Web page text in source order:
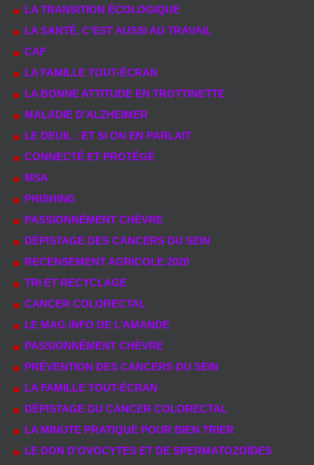
LA TRANSITION ÉCOLOGIQUE
LA SANTÉ, C’EST AUSSI AU TRAVAIL
CAF
LA FAMILLE TOUT-ÉCRAN
LA BONNE ATTITUDE EN TROTTINETTE
MALADIE D’ALZHEIMER
LE DEUIL : ET SI ON EN PARLAIT
CONNECTÉ ET PROTÉGÉ
MSA
PHISHING
PASSIONNÉMENT CHÈVRE
DÉPISTAGE DES CANCERS DU SEIN
RECENSEMENT AGRICOLE 2020
TRI ET RECYCLAGE
CANCER COLORECTAL
LE MAG INFO DE L’AMANDE
PASSIONNÉMENT CHÈVRE
PRÉVENTION DES CANCERS DU SEIN
LA FAMILLE TOUT-ÉCRAN
DÉPISTAGE DU CANCER COLORECTAL
LA MINUTE PRATIQUE POUR BIEN TRIER
LE DON D’OVOCYTES ET DE SPERMATOZOÏDES